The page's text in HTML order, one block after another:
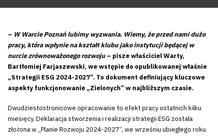
– W Warcie Poznań lubimy wyzwania. Wiemy, że przed nami dużo
pracy, która wpłynie na kształt klubu jako instytucji będącej w
nurcie zrównoważonego rozwoju– pisze właściciel Warty,
Bartłomiej Farjaszewski, we wstępie do opublikowanej właśnie
„Strategii ESG 2024-2027”. To dokument definiujący kluczowe
aspekty funkcjonowanie „Zielonych” w najbliższym czasie.
Dwudziestostronicowe opracowanie to efekt pracy ostatnich kilku
miesięcy. Deklaracja stworzenia i realizacji strategii ESG została
złożona w „Planie Rozwoju 2024-2027”, we wrześniu ubiegłego roku.